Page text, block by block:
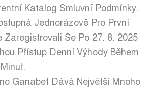
Katalog Smluvní Podmínky.
Jednorázově Pro První
Zaregistrovali Se Po 27. 8. 2025
Přístup Denní Výhody Během
Ganabet Dává Největší Mnoho